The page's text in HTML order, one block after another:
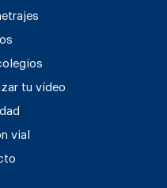
tu vídeo
vial